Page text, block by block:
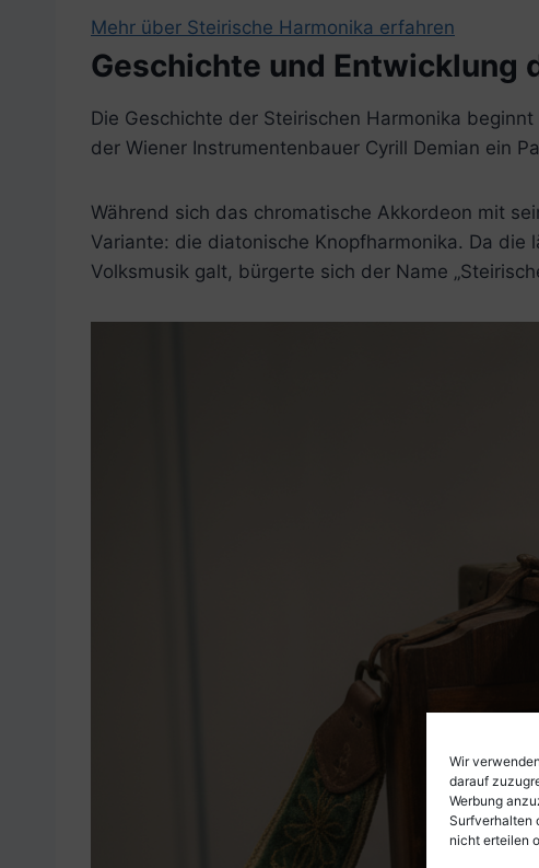
Wir
darauf
Werbung
Surfverhalten
nicht erteilen
Mehr über Steirische Harmonika erfahren
Geschichte und Entwicklung
Die Geschichte der Steirischen Harmonika
der Wiener Instrumentenbauer Cyrill Demian ein
Während sich das chromatische Akkordeon mit
Variante: die diatonische Knopfharmonika. Da
Volksmusik galt, bürgerte sich der Name